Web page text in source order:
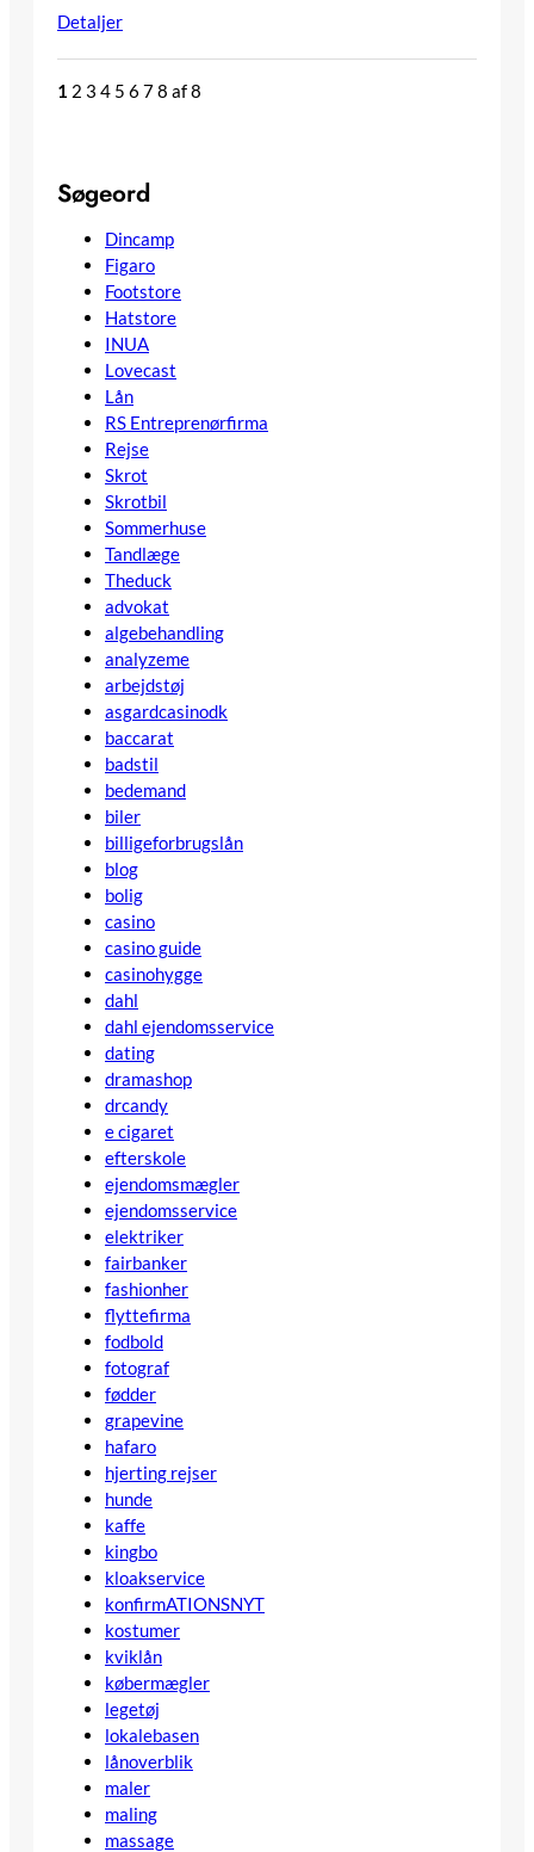
Detaljer
1 2 3 4 5 6 78 af 8
Søgeord
Dincamp
Figaro
Footstore
Hatstore
INUA
Lovecast
Lån
RS Entreprenørfirma
Rejse
Skrot
Skrotbil
Sommerhuse
Tandlæge
Theduck
advokat
algebehandling
analyzeme
arbejdstøj
asgardcasinodk
baccarat
badstil
bedemand
biler
billigeforbrugslån
blog
bolig
casino
casino guide
casinohygge
dahl
dahl ejendomsservice
dating
dramashop
drcandy
e cigaret
efterskole
ejendomsmægler
ejendomsservice
elektriker
fairbanker
fashionher
flyttefirma
fodbold
fotograf
fødder
grapevine
hafaro
hjerting rejser
hunde
kaffe
kingbo
kloakservice
konfirmATIONSNYT
kostumer
kviklån
købermægler
legetøj
lokalebasen
lånoverblik
maler
maling
massage